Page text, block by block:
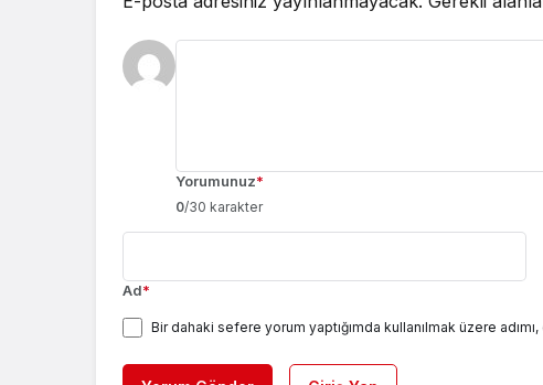
Yorumunuz*
0/30 karakter
Ad*
Bir dahaki sefere yorum yaptığımda kullanılmak üzere